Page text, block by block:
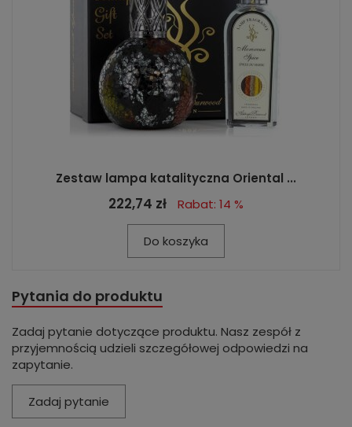
Zestaw lampa katalityczna Oriental ...
222,74 zł Rabat: 14 %
Do koszyka
Pytania do produktu
Zadaj pytanie dotyczące produktu. Nasz zespół z
przyjemnością udzieli szczegółowej odpowiedzi na
zapytanie.
Zadaj pytanie